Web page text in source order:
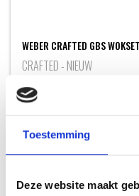
Toestemming
Deze website maakt
WEBER CRAFTED GBS
CRAFTED - NIEUW
109,99